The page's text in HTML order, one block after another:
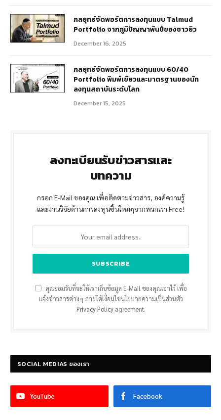
กลยุทธ์จัดพอร์ตการลงทุนแบบ Talmud
Portfolio จากภูมิปัญญาพันปีของชาวยิว
December 16, 2025
กลยุทธ์จัดพอร์ตการลงทุนแบบ 60/40
Portfolio พิมพ์เขียวและมาตรฐานของนัก
ลงทุนสถาบันระดับโลก
December 15, 2025
ลงทะเบียนรับข่าวสารและ
บทความ
กรอก E-Mail ของคุณ เพื่อติดตามข่าวสาร, องค์ความรู้
และงานวิจัยด้านการลงทุนชิ้นใหม่ๆจากพวกเรา Free!
คุณยอมรับที่จะให้เราเก็บข้อมูล E-Mail ของคุณเอาไว้ เพื่อ
แจ้งข่าวสารต่างๆ ภายใต้เงื่อนไขนโยบายความเป็นส่วนตัว
Privacy Policyagreement.
SOCIAL MEDIAS ของเรา
YouTube Facebook